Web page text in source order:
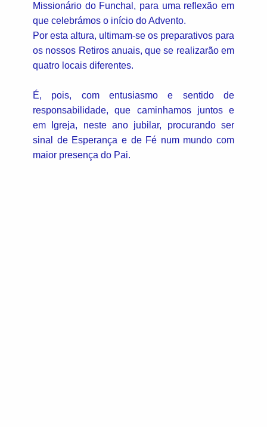
Missionário do Funchal, para uma reflexão em
que celebrámos o início do Advento.
Por esta altura, ultimam-se os preparativos para
os nossos Retiros anuais, que se realizarão em
quatro locais diferentes.
É, pois, com entusiasmo e sentido de
responsabilidade, que caminhamos juntos e
em Igreja, neste ano jubilar, procurando ser
sinal de Esperança e de Fé num mundo com
maior presença do Pai.